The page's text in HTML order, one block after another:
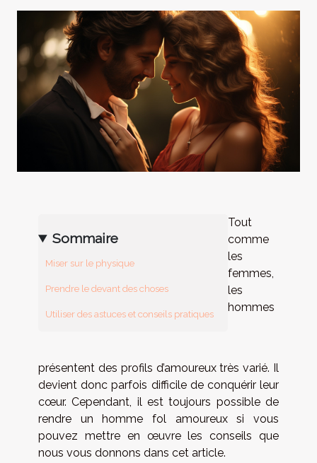
Sommaire
Miser sur le physique
Prendre le devant des choses
Utiliser des astuces et conseils pratiques
Tout
comme
les
femmes,
les
hommes
présentent des profils d’amoureux très varié. Il
devient donc parfois difficile de conquérir leur
cœur. Cependant, il est toujours possible de
rendre un homme fol amoureux si vous
pouvez mettre en œuvre les conseils que
nous vous donnons dans cet article.